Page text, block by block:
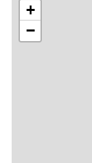
+
−